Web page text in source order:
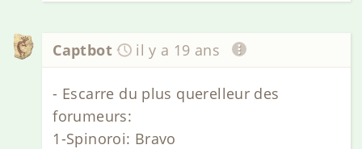
Captbot il y a 19 ans
- Escarre du plus querelleur des
forumeurs:
1-Spinoroi: Bravo